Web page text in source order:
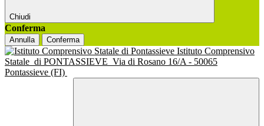
Chiudi
Conferma
Annulla Conferma
Istituto Comprensivo
Statale di PONTASSIEVE Via di Rosano 16/A - 50065
Pontassieve (FI)